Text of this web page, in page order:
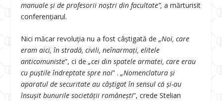
manuale și de profesorii noștri din facultate”, a mărturisit
conferențiarul.
Nici măcar revoluția nu a fost câștigată de„Noi, care
eram aici, în stradă, civili, neînarmați, elitele
anticomuniste”, ci de„cei din spatele armatei, care erau
cu puștile îndreptate spre noi” .„Nomenclatura și
aparatul de securitate au câștigat în sensul că și-au
însușit bunurile societății românești”, crede Stelian